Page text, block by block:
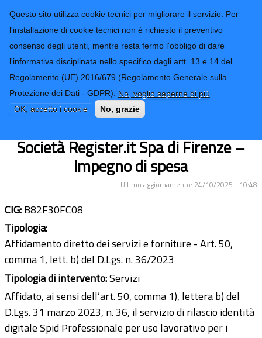
Questo sito utilizza cookie tecnici per migliorare il servizio. Per
l'installazione di cookie tecnici non è richiesto il preventivo
consenso degli utenti, mentre resta fermo l'obbligo di dare
l'informativa disciplinata nello specifico dagli artt. 13 e 14 del
Regolamento (UE) 2016/679 (Regolamento Generale sulla
Protezione dei Dati - GDPR). No, voglio saperne di più
OK, accetto i cookie
No, grazie
Provincia di
Imperia
CONTATTI-URP
TRASPARENZA
Form di ricerca
Sistema pubblico di identità digitale
per uso lavorativo per Dott Grosso,
Società Register.it Spa di Firenze –
Impegno di spesa
Ultimo aggiornamento: 24/10/2025 - 10:48
CIG:B82F30FC08
Tipologia:
Affidamento diretto dei servizi e forniture - Art. 50,
comma 1, lett. b) del D.Lgs. n. 36/2023
Tipologia di intervento:Servizi
Affidato, ai sensi dell’art. 50, comma 1), lettera b) del
D.Lgs. 31 marzo 2023, n. 36, il servizio di rilascio identità
digitale Spid Professionale per uso lavorativo per i